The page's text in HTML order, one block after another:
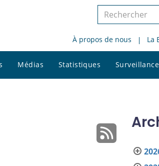
Rechercher
le
site
À propos de nous La
Médias Statistiques